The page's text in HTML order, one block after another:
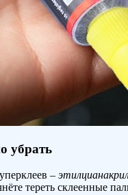
убрать
–
тереть склеенные